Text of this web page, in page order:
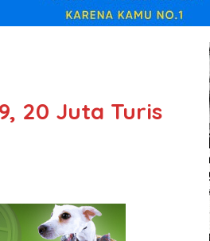
20 Juta Turis